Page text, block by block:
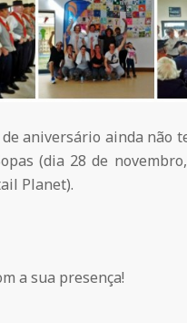
aniversário ainda não
(dia 28 de
Planet).
a sua presença!